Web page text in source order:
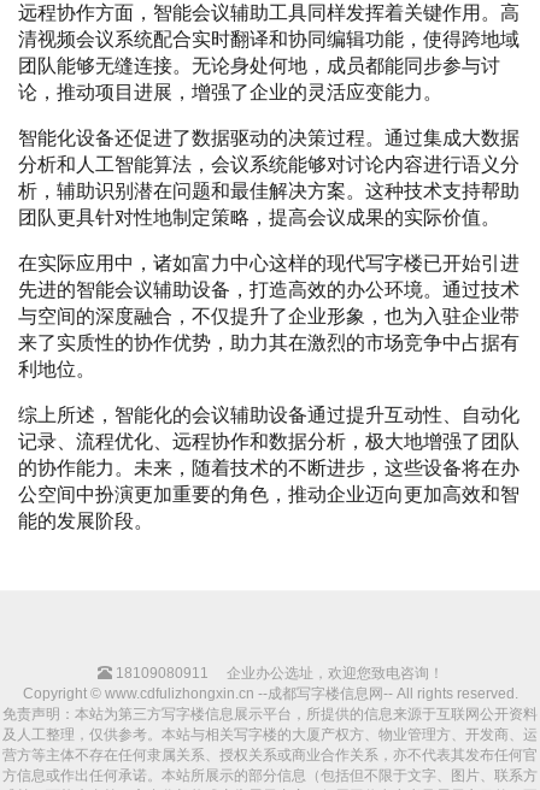
远程协作方面，智能会议辅助工具同样发挥着关键作用。高
清视频会议系统配合实时翻译和协同编辑功能，使得跨地域
团队能够无缝连接。无论身处何地，成员都能同步参与讨
论，推动项目进展，增强了企业的灵活应变能力。
智能化设备还促进了数据驱动的决策过程。通过集成大数据
分析和人工智能算法，会议系统能够对讨论内容进行语义分
析，辅助识别潜在问题和最佳解决方案。这种技术支持帮助
团队更具针对性地制定策略，提高会议成果的实际价值。
在实际应用中，诸如富力中心这样的现代写字楼已开始引进
先进的智能会议辅助设备，打造高效的办公环境。通过技术
与空间的深度融合，不仅提升了企业形象，也为入驻企业带
来了实质性的协作优势，助力其在激烈的市场竞争中占据有
利地位。
综上所述，智能化的会议辅助设备通过提升互动性、自动化
记录、流程优化、远程协作和数据分析，极大地增强了团队
的协作能力。未来，随着技术的不断进步，这些设备将在办
公空间中扮演更加重要的角色，推动企业迈向更加高效和智
能的发展阶段。
18109080911
企业办公选址，欢迎您致电咨询！
Copyright © www.cdfulizhongxin.cn --成都写字楼信息网-- All rights reserved.
免责声明：本站为第三方写字楼信息展示平台，所提供的信息来源于互联网公开资料
及人工整理，仅供参考。本站与相关写字楼的大厦产权方、物业管理方、开发商、运
营方等主体不存在任何隶属关系、授权关系或商业合作关系，亦不代表其发布任何官
方信息或作出任何承诺。本站所展示的部分信息（包括但不限于文字、图片、联系方